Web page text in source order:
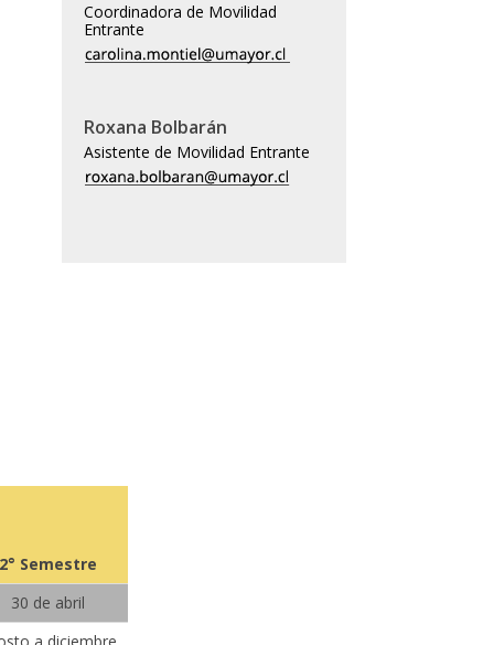
Coordinadora de Movilidad
Entrante
Roxana Bolbarán
Asistente de Movilidad Entrante
2° Semestre
30 de abril